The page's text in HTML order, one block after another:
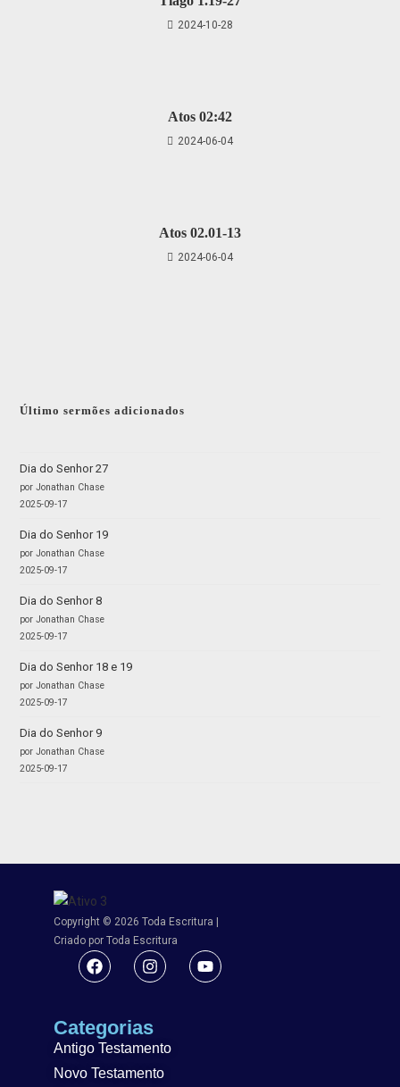
2024-10-28
Atos 02:42
2024-06-04
Atos 02.01-13
2024-06-04
Último sermões adicionados
Dia do Senhor 27
por Jonathan Chase
2025-09-17
Dia do Senhor 19
por Jonathan Chase
2025-09-17
Dia do Senhor 8
por Jonathan Chase
2025-09-17
Dia do Senhor 18 e 19
por Jonathan Chase
2025-09-17
Dia do Senhor 9
por Jonathan Chase
2025-09-17
Copyright © 2026 Toda Escritura |
Criado por Toda Escritura
Categorias
Antigo Testamento
Novo Testamento